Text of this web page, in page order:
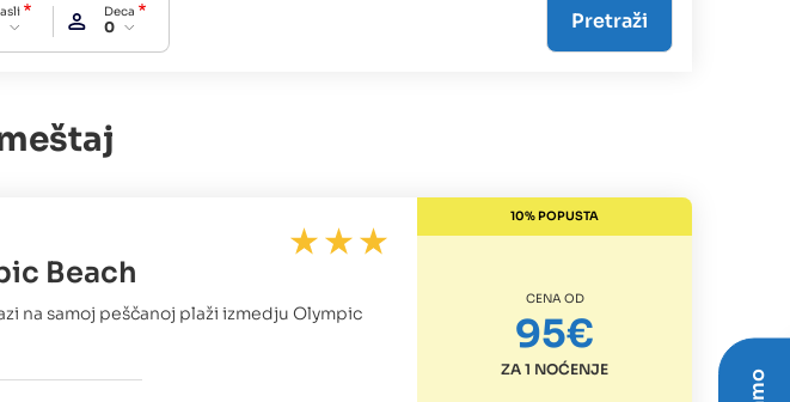
Deca
0
Beach
na samoj peščanoj plaži izmedju Olympic
10% POPUSTA
CENA OD
95€
ZA 1 NOĆENJE